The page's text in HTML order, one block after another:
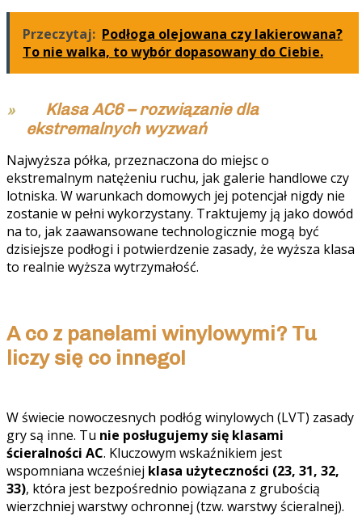
Przeczytaj: Podłoga olejowana czy lakierowana?
To nie walka, to wybór dopasowany do Ciebie.
Klasa AC6 – rozwiązanie dla
ekstremalnych wyzwań
Najwyższa półka, przeznaczona do miejsc o
ekstremalnym natężeniu ruchu, jak galerie handlowe czy
lotniska. W warunkach domowych jej potencjał nigdy nie
zostanie w pełni wykorzystany. Traktujemy ją jako dowód
na to, jak zaawansowane technologicznie mogą być
dzisiejsze podłogi i potwierdzenie zasady, że wyższa klasa
to realnie wyższa wytrzymałość.
A co z panelami winylowymi? Tu
liczy się co innego!
W świecie nowoczesnych podłóg winylowych (LVT) zasady
gry są inne. Tu nie posługujemy się klasami
ścieralności AC. Kluczowym wskaźnikiem jest
wspomniana wcześniej klasa użyteczności (23, 31, 32,
33), która jest bezpośrednio powiązana z grubością
wierzchniej warstwy ochronnej (tzw. warstwy ścieralnej).